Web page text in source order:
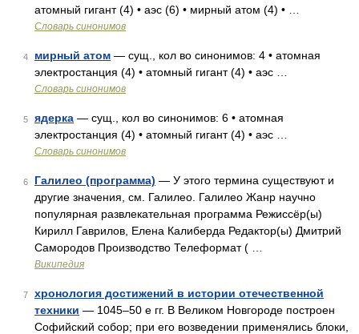
атомный гигант (4) • аэс (6) • мирный атом (4) • …
Словарь синонимов
4 мирный атом — сущ., кол во синонимов: 4 • атомная
электростанция (4) • атомный гигант (4) • аэс …
Словарь синонимов
5 ядерка — сущ., кол во синонимов: 6 • атомная
электростанция (4) • атомный гигант (4) • аэс …
Словарь синонимов
6 Галилео (программа) — У этого термина существуют и
другие значения, см. Галилео. Галилео Жанр научно
популярная развлекательная программа Режиссёр(ы)
Кирилл Гаврилов, Елена Калиберда Редактор(ы) Дмитрий
Самородов Производство Телеформат ( …
Википедия
7
хронология достижений в истории отечественной
техники — 1045–50 е гг. В Великом Новгороде построен
Софийский собор; при его возведении применялись блоки,